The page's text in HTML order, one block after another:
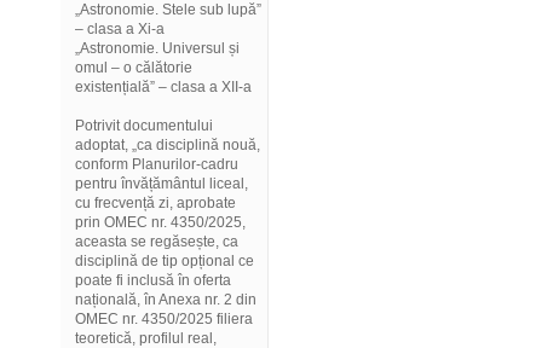
„Astronomie. Stele sub lupă”
– clasa a Xi-a
„Astronomie. Universul și
omul – o călătorie
existențială” – clasa a XII-a
Potrivit documentului
adoptat, „ca disciplină nouă,
conform Planurilor-cadru
pentru învățământul liceal,
cu frecvență zi, aprobate
prin OMEC nr. 4350/2025,
aceasta se regăsește, ca
disciplină de tip opțional ce
poate fi inclusă în oferta
națională, în Anexa nr. 2 din
OMEC nr. 4350/2025 filiera
teoretică, profilul real,